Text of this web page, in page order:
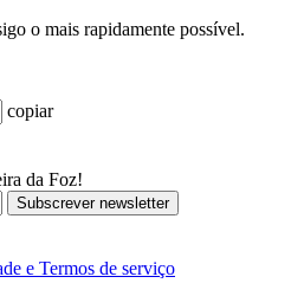
o mais rapidamente possível.
copiar
da Foz!
Subscrever newsletter
e Termos de serviço